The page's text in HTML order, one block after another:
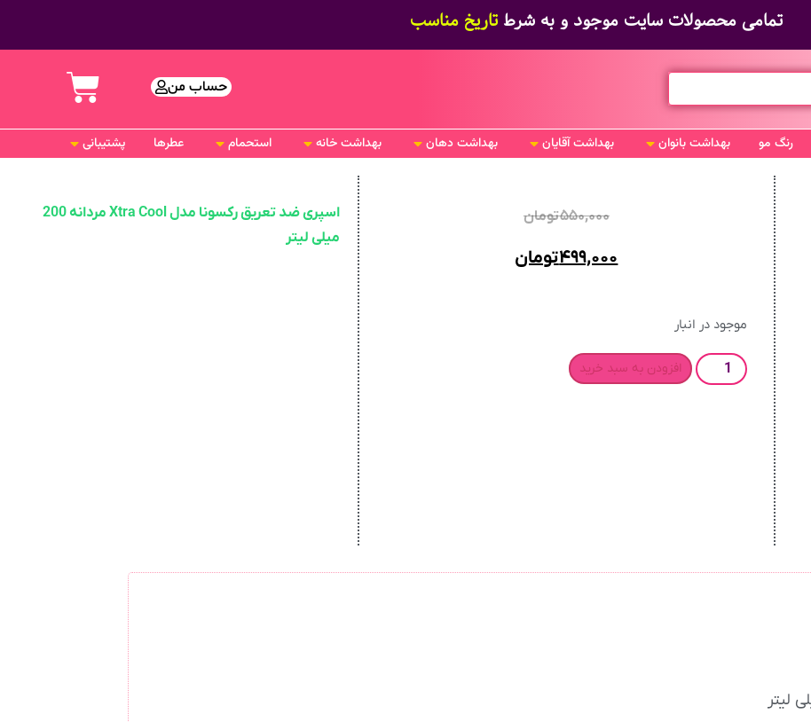
تمامی محصولات سایت موجود و به شرط
تاریخ مناسب
قیمت مناسب
حساب من
رنگ مو بهداشت بانوان بهداشت آقایان بهداشت دهان بهداشت خانه استحمام عطرها پشتیبانی
۵۵۰,۰۰۰تومان
۴۹۹,۰۰۰تومان
موجود در انبار
افزودن به سبد خرید
اسپری ضد تعریق رکسونا مدل Xtra Cool مردانه 200
میلی لیتر